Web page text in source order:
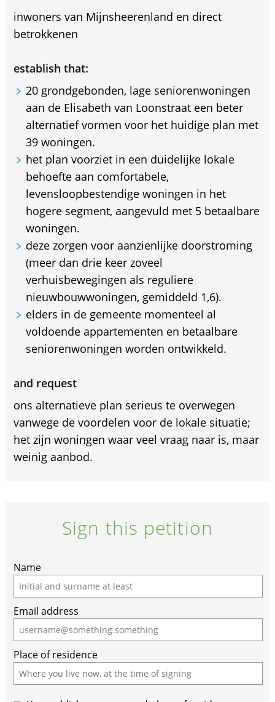
inwoners van Mijnsheerenland en direct
betrokkenen
establish that:
20 grondgebonden, lage seniorenwoningen
aan de Elisabeth van Loonstraat een beter
alternatief vormen voor het huidige plan met
39 woningen.
het plan voorziet in een duidelijke lokale
behoefte aan comfortabele,
levensloopbestendige woningen in het
hogere segment, aangevuld met 5 betaalbare
woningen.
deze zorgen voor aanzienlijke doorstroming
(meer dan drie keer zoveel
verhuisbewegingen als reguliere
nieuwbouwwoningen, gemiddeld 1,6).
elders in de gemeente momenteel al
voldoende appartementen en betaalbare
seniorenwoningen worden ontwikkeld.
and request
ons alternatieve plan serieus te overwegen
vanwege de voordelen voor de lokale situatie;
het zijn woningen waar veel vraag naar is, maar
weinig aanbod.
Sign this petition
Name
Email address
Place of residence